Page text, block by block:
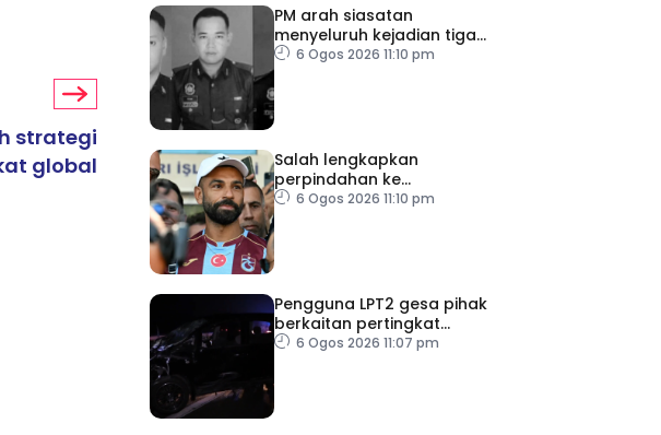
strategi
global
PM arah siasatan
menyeluruh kejadian tiga
anggota polis maut akibat
6 Ogos 2026 11:10 pm
Salah lengkapkan
perpindahan ke
Trabzonspor
6 Ogos 2026 11:10 pm
Pengguna LPT2 gesa pihak
berkaitan pertingkat
keselamatan
6 Ogos 2026 11:07 pm